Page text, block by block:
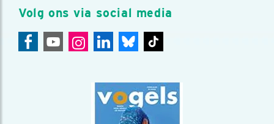
Volg ons via social media